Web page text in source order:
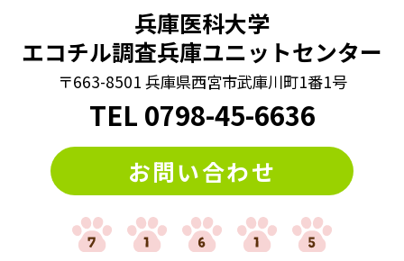
#漢字間違いさがし
#漢字間違い探し
#熟語クイズ
#穴埋めクイズ
#間違い探し
兵庫医科大学
エコチル調査兵庫ユニットセンター
〒663-8501 兵庫県西宮市武庫川町1番1号
TEL 0798-45-6636
お問い合わせ